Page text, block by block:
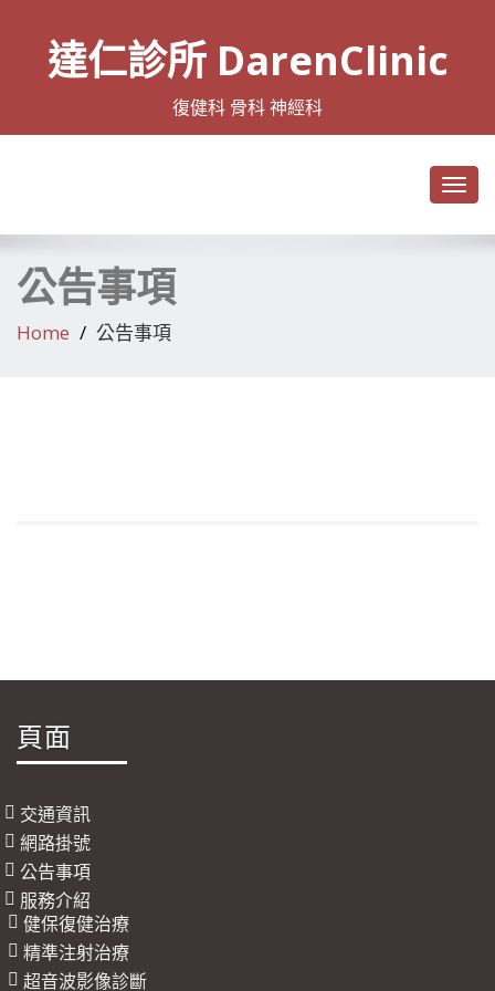
達仁診所 DarenClinic
復健科 骨科 神經科
公告事項
Home 公告事項
頁面
交通資訊
網路掛號
公告事項
服務介紹
健保復健治療
精準注射治療
超音波影像診斷